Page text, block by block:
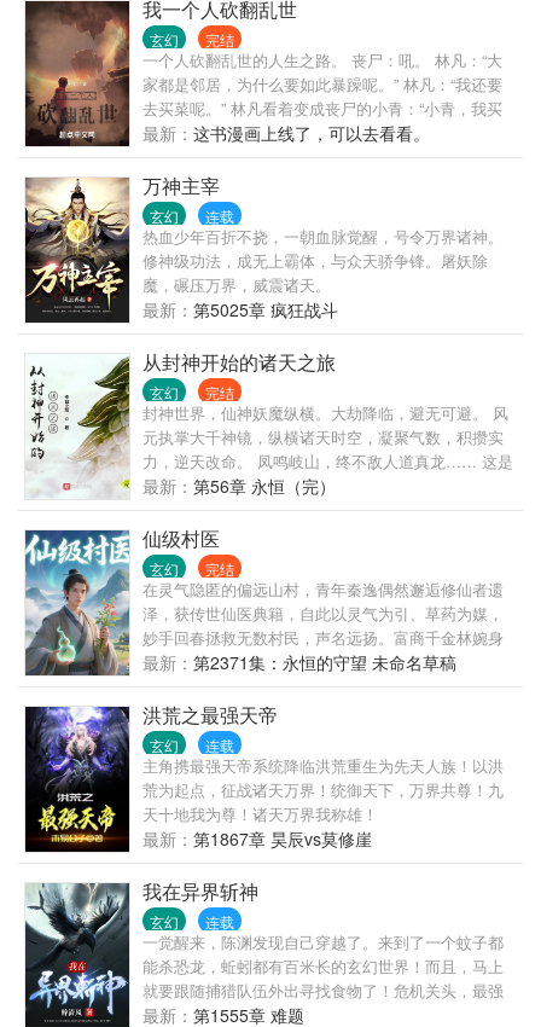
我一个人砍翻乱世
玄幻 完结
一个人砍翻乱世的人生之路。 丧尸：吼。 林凡：“大
家都是邻居，为什么要如此暴躁呢。” 林凡：“我还要
去买菜呢。” 林凡看着变成丧尸的小青：“小青，我买
了几瓶水，已经扫码了哦。” 林凡：“老板，我想结一
下工资。” 阳光小区，林凡生活的小区，无数逃难者，
蜂拥而至，寻求庇护。 我们要跟林凡学习，遵守法
律，打工赚钱，争取买房买车，在丧尸横行的城市
里，做一位优秀的市民。
最新： 这书漫画上线了，可以去看看。
万神主宰
玄幻 连载
热血少年百折不挠，一朝血脉觉醒，号令万界诸神。
修神级功法，成无上霸体，与众天骄争锋。屠妖除
魔，碾压万界，威震诸天。
最新： 第5025章 疯狂战斗
从封神开始的诸天之旅
玄幻 完结
封神世界，仙神妖魔纵横。大劫降临，避无可避。 风
元执掌大千神镜，纵横诸天时空，凝聚气数，积攒实
力，逆天改命。 凤鸣岐山，终不敌人道真龙…… 这是
一个从封神世界开始的诸天神话。 群：164692113需
验证
最新： 第56章 永恒（完）
仙级村医
玄幻 完结
在灵气隐匿的偏远山村，青年秦逸偶然邂逅修仙者遗
泽，获传世仙医典籍，自此以灵气为引、草药为媒，
妙手回春拯救无数村民，声名远扬。富商千金林婉身
患怪疾，遍寻名医无果，秦逸受邀入都市力挽狂澜，
凭借超凡医术站稳脚跟。开设医馆后，他遭同行构
陷、地下势力觊觎，却在困境中结识挚友，一次次化
险为夷。面对林婉炽热的爱意与山村邻家女孩苏瑶含
蓄的深情，他陷入情感抉择。而当仙医典籍的隐藏秘
密浮现，他毅然踏上探秘之路，揭开仙医一脉尘封的
过往，誓要让仙医传承重放光芒，书写济世传奇！
最新： 第2371集：永恒的守望 未命名草稿
洪荒之最强天帝
玄幻 连载
主角携最强天帝系统降临洪荒重生为先天人族！以洪
荒为起点，征战诸天万界！统御天下，万界共尊！九
天十地我为尊！诸天万界我称雄！
最新： 第1867章 昊辰vs莫修崖
我在异界斩神
玄幻 连载
一觉醒来，陈渊发现自己穿越了。来到了一个蚊子都
能杀恐龙，蚯蚓都有百米长的玄幻世界！而且，马上
就要跟随捕猎队伍外出寻找食物了！危机关头，最强
求生系统激活！在所有人愁眉苦脸的时候，陈渊却笑
最新： 第1555章 难题